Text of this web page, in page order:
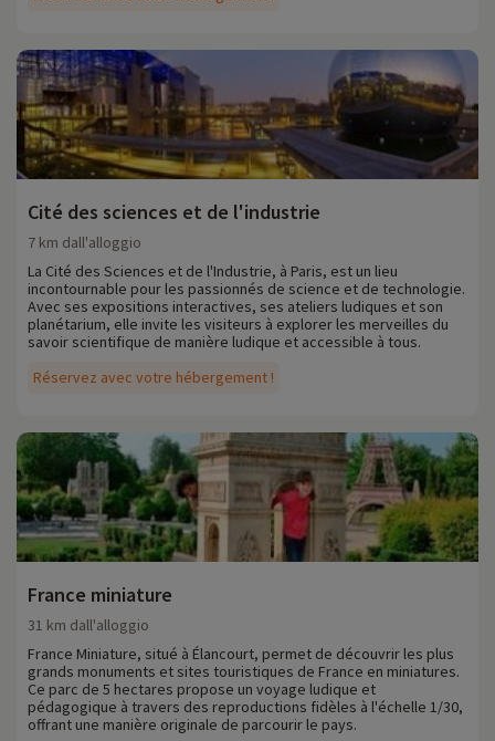
Cité des sciences et de l'industrie
Réservez avec votre hébergement !
7 km dall'alloggio
La Cité des Sciences et de l'Industrie, à Paris, est un lieu
incontournable pour les passionnés de science et de technologie.
Avec ses expositions interactives, ses ateliers ludiques et son
planétarium, elle invite les visiteurs à explorer les merveilles du
savoir scientifique de manière ludique et accessible à tous.
France miniature
31 km dall'alloggio
France Miniature, situé à Élancourt, permet de découvrir les plus
grands monuments et sites touristiques de France en miniatures.
Ce parc de 5 hectares propose un voyage ludique et
pédagogique à travers des reproductions fidèles à l'échelle 1/30,
offrant une manière originale de parcourir le pays.